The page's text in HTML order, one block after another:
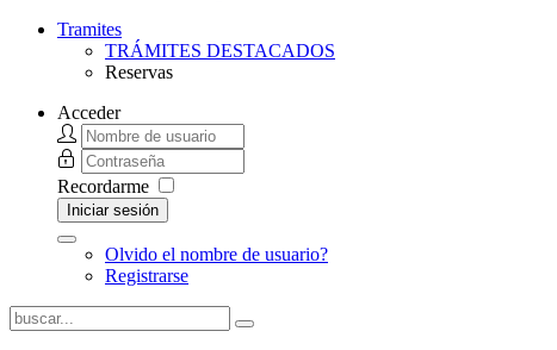
Tramites
TRÁMITES DESTACADOS
Reservas
Acceder
Recordarme
Iniciar sesión
Olvido el nombre de usuario?
Registrarse